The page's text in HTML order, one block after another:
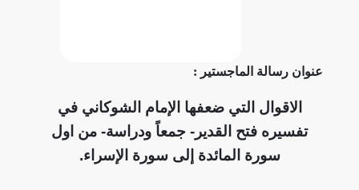
رسالة الماجستير :
التي ضعفها الإمام الشوكاني في
فتح القدير- جمعاً ودراسة- من اول
سورة المائدة إلى سورة الإسراء.